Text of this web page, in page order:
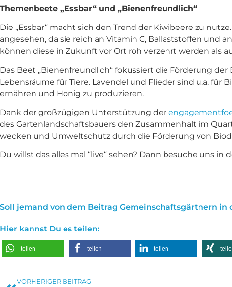
Themenbeete „Essbar“ und „Bienenfreundlich“
Die „Essbar“ macht sich den Trend der Kiwibeere zu
angesehen, da sie reich an Vitamin C, Ballaststoffen und
können diese in Zukunft vor Ort roh verzehrt werden als
Das Beet „Bienenfreundlich“ fokussiert die Förderung
Lebensräume für Tiere. Lavendel und Flieder sind u.a.
ernähren und Honig zu produzieren.
Dank der großzügigen Unterstützung der
des Gartenlandschaftsbauers den Zusammenhalt im
wecken und Umweltschutz durch die Förderung von
Du willst das alles mal “live“ sehen? Dann besuche uns in
Soll jemand von dem Beitrag Gemeinschaftsgärtnern in
Hier kannst Du es teilen:
teilen teilen teilen
VORHERIGER BEITRAG